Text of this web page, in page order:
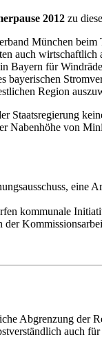
2012 zu
München
auch
Bayern für
bayerischen
Region
Staatsregierung
Nabenhöhe von
eine
kommunale
Abgrenzung der
auch